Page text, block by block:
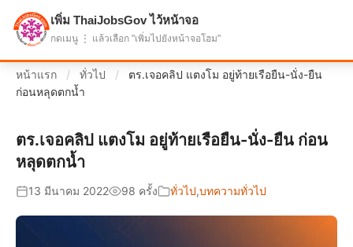
แบ่งปันโอกาส เพื่ออนาคตที่ก้าวหน้า
หน้าแรก / ทั่วไป /
ตร.เจอคลิป แตงโม อยู่ท้ายเรือยืน-นั่ง-ยืน
ก่อนหลุดตกน้ำ
ตร.เจอคลิป แตงโม อยู่ท้ายเรือยืน-นั่ง-ยืน ก่อน
หลุดตกน้ำ
13 มีนาคม 2022 98 ครั้ง ทั่วไป,บทความทั่วไป
เพิ่ม ThaiJobsGov ไว้หน้าจอ
กดเมนู ⋮ แล้วเลือก "เพิ่มไปยังหน้าจอโฮม"